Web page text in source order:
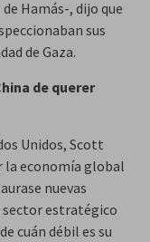
Hamás-, dijo que
sus
de Gaza.
de querer
Unidos, Scott
la economía global
nuevas
sector estratégico
cuán débil es su